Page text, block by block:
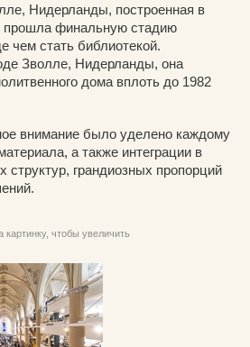
Нидерланды, построенная в
прошла финальную стадию
чем стать библиотекой.
Зволле, Нидерланды, она
дома вплоть до 1982
внимание было уделено каждому
а также интеграции в
грандиозных пропорций
картинку, чтобы увеличить